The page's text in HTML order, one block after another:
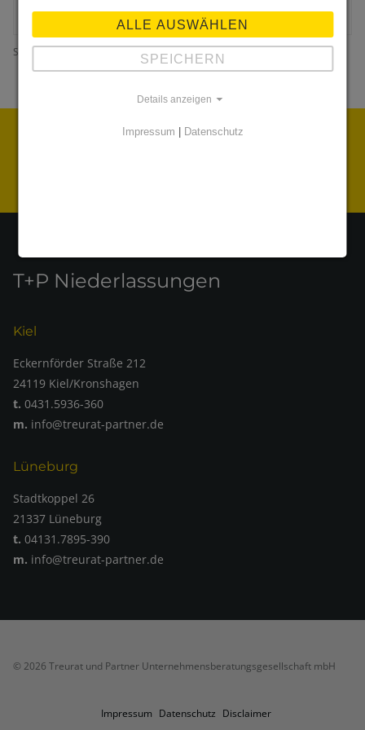
Stand:15. Juni 2020
T+P Niederlassungen
Kiel
Eckernförder Straße 212
24119 Kiel/Kronshagen
t. 0431.5936-360
m. info@treurat-partner.de
Lüneburg
Stadtkoppel 26
21337 Lüneburg
t. 04131.7895-390
m. info@treurat-partner.de
© 2026 Treurat und Partner Unternehmensberatungsgesellschaft mbH
Disclaimer
Datenschutz
Impressum
ALLE AUSWÄHLEN
SPEICHERN
Details anzeigen
Impressum Datenschutz